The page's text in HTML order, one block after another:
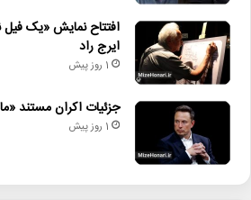
افتتاح نمایش «یک
ایرج راد
1 روز پیش
جزئیات اکران مستند
1 روز پیش